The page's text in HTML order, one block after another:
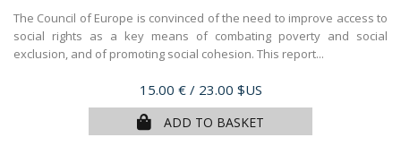
The Council of Europe is convinced of the need to improve access to
social rights as a key means of combating poverty and social
exclusion, and of promoting social cohesion. This report...
Price
15.00 € / 23.00 $US
ADD TO BASKET